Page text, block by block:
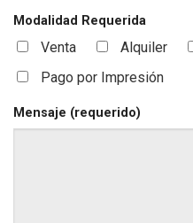
Modalidad Requerida
Venta Alquiler
Pago por Impresión
Mensaje (requerido)